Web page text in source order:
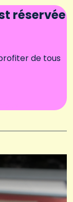
réservée
de tous